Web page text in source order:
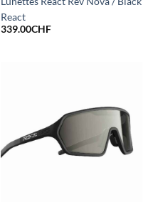
React
339.00CHF